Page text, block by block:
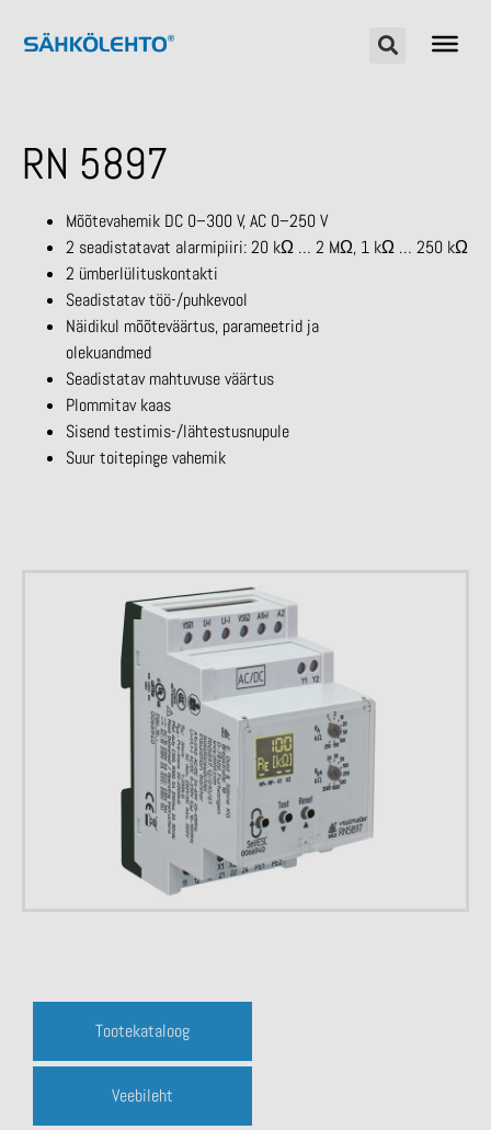
RN 5897
Mõõtevahemik DC 0–300 V, AC 0–250 V
2 seadistatavat alarmipiiri: 20 kΩ … 2 MΩ, 1 kΩ … 250 kΩ
2 ümberlülituskontakti
Seadistatav töö-/puhkevool
Näidikul mõõteväärtus, parameetrid ja
olekuandmed
Seadistatav mahtuvuse väärtus
Plommitav kaas
Sisend testimis-/lähtestusnupule
Suur toitepinge vahemik
Tootekataloog
Veebileht